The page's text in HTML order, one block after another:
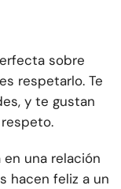
sobre
respetarlo. Te
y te gustan
una relación
hacen feliz a un